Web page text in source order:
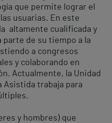
que permite lograr el
usuarias. En este
altamente cualificada y
parte de su tiempo a la
a congresos
y colaborando en
Actualmente, la Unidad
Asistida trabaja para
y hombres) que